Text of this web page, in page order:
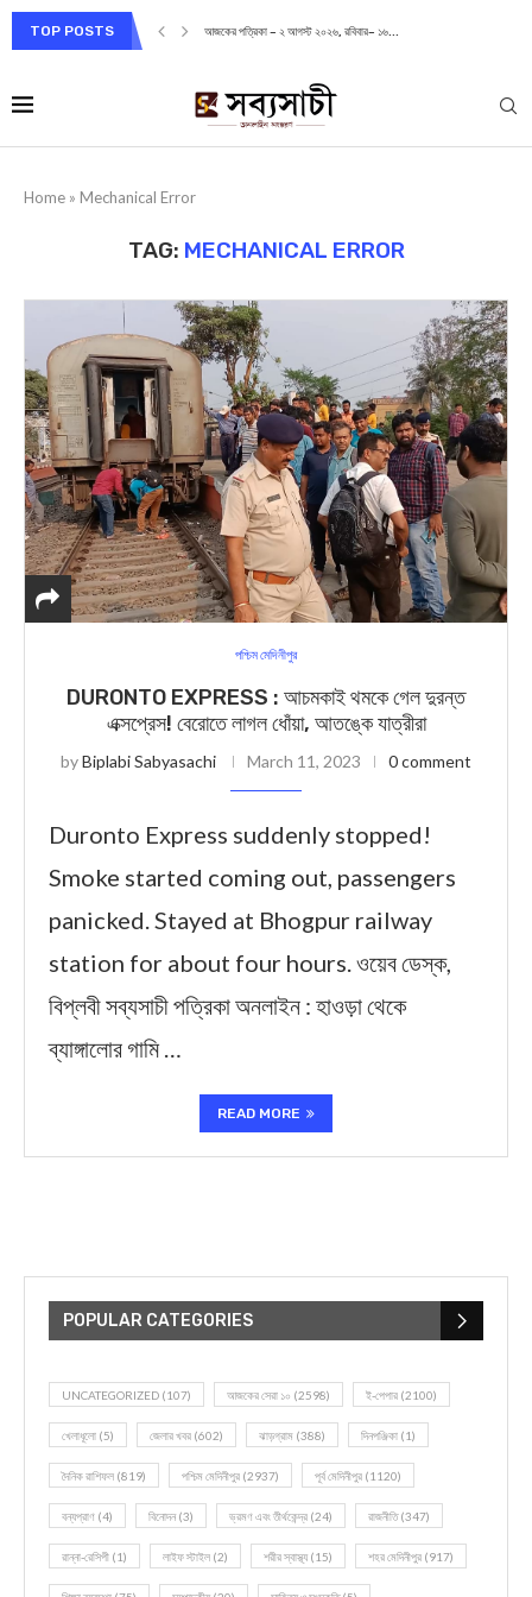
TOP POSTS আজকের পত্রিকা – ২ আগস্ট ২০২৬, রবিবার– ১৬...
Home » Mechanical Error
TAG: MECHANICAL ERROR
পশ্চিম মেদিনীপুর
DURONTO EXPRESS : আচমকাই থমকে গেল দুরন্ত
এক্সপ্রেস! বেরোতে লাগল ধোঁয়া, আতঙ্কে যাত্রীরা
byBiplabi Sabyasachi March 11, 2023 0 comment
Duronto Express suddenly stopped!
Smoke started coming out, passengers
panicked. Stayed at Bhogpur railway
station for about four hours. ওয়েব ডেস্ক,
বিপ্লবী সব্যসাচী পত্রিকা অনলাইন : হাওড়া থেকে
ব্যাঙ্গালোর গামি …
READ MORE
POPULAR CATEGORIES
UNCATEGORIZED (107) আজকের সেরা ১০ (2598) ই-পেপার (2100)
খেলাধূলো (5) জেলার খবর (602) ঝাড়গ্রাম (388) দিনপঞ্জিকা (1)
দৈনিক রাশিফল (819) পশ্চিম মেদিনীপুর (2937) পূর্ব মেদিনীপুর (1120)
বন্যপ্রাণ (4) বিনোদন(3) ভ্রমণ এবং তীর্থকেন্দ্র (24) রাজনীতি(347)
রান্না-রেসিপী (1) লাইফ স্টাইল (2) শরীর স্বাস্থ্য (15) শহর মেদিনীপুর (917)